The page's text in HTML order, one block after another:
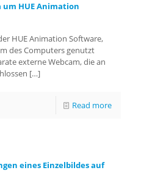
HUE Animation
HUE Animation Software,
des Computers genutzt
externe Webcam, die an
[…]
Read more
eines Einzelbildes auf